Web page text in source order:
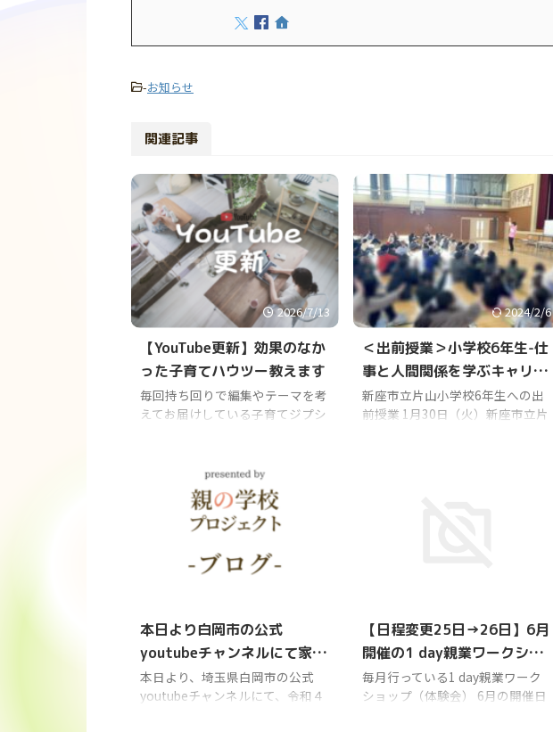
-お知らせ
関連記事
2026/7/13
【YouTube更新】効果のなか
った子育てハウツー教えます
毎回持ち回りで編集やテーマを考
えてお届けしている子育てジプシ
たが 先日久しぶりに動画を更新
しました。
https://www.youtube.com/watch
?v=t-L5Qy6Krt0 【失敗談】やっ
ウツー教えます 世の中には子育
などハウツーに分類される情報が
あふれてますよね。 特に忙しいマ
マ、パパにとっては、短い時間で
手軽に子育ての悩みを解決し ...
2024/2/6
＜出前授業＞小学校6年生-仕
事と人間関係を学ぶキャリア
教育（動画あり）
新座市立片山小学校6年生への出
前授業 1月30日（火）新座市立片
影をお願いしちゃいました。（最
後にインスタの動画もご紹介しま
す＾＾） この日は1月にしてはと
っても暖かな1日でしたが、イン
フルエンザが猛威を振るっ ...
本日より白岡市の公式
youtubeチャンネルにて家庭
教育学級のオンライン配信が
始まりました
本日より、埼玉県白岡市の公式
youtubeチャンネルにて、令和４
【日程変更25日→26日】6月
開催の1 day親業ワークショ
ップ（体験会）
毎月行っている1 day親業ワーク
ショップ（体験会） 6月の開催日